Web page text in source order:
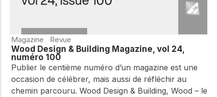
Magazine Revue
Wood Design & Building Magazine, vol 24,
numéro 100
Publier le centième numéro d’un magazine est une
occasion de célébrer, mais aussi de réfléchir au
chemin parcouru. Wood Design & Building, Wood – le